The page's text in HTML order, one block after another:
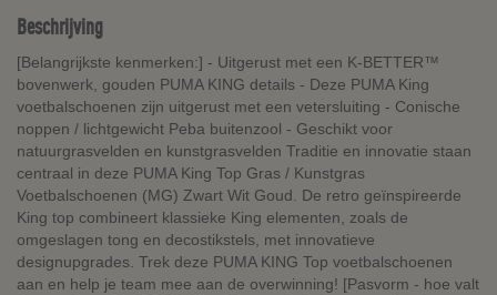
Beschrijving
[Belangrijkste kenmerken:] - Uitgerust met een K-BETTER™
bovenwerk, gouden PUMA KING details - Deze PUMA King
voetbalschoenen zijn uitgerust met een vetersluiting - Conische
noppen / lichtgewicht Peba buitenzool - Geschikt voor
natuurgrasvelden en kunstgrasvelden Traditie en innovatie staan
centraal in deze PUMA King Top Gras / Kunstgras
Voetbalschoenen (MG) Zwart Wit Goud. De retro geïnspireerde
King top combineert klassieke King elementen, zoals de
omgeslagen tong en decostikstels, met innovatieve
designupgrades. Trek deze PUMA KING Top voetbalschoenen
aan en help je team mee aan de overwinning! [Pasvorm - hoe valt